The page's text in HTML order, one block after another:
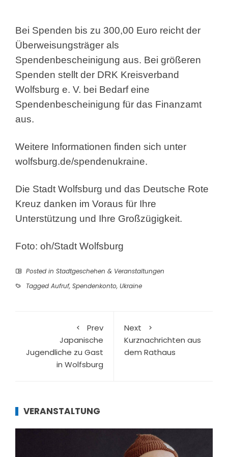
Bei Spenden bis zu 300,00 Euro reicht der
Überweisungsträger als
Spendenbescheinigung aus. Bei größeren
Spenden stellt der DRK Kreisverband
Wolfsburg e. V. bei Bedarf eine
Spendenbescheinigung für das Finanzamt
aus.
Weitere Informationen finden sich unter
wolfsburg.de/spendenukraine.
Die Stadt Wolfsburg und das Deutsche Rote
Kreuz danken im Voraus für Ihre
Unterstützung und Ihre Großzügigkeit.
Foto: oh/Stadt Wolfsburg
Posted in Stadtgeschehen & Veranstaltungen
Tagged Aufruf, Spendenkonto, Ukraine
Prev
Japanische
Jugendliche zu Gast
in Wolfsburg
Next
Kurznachrichten aus
dem Rathaus
VERANSTALTUNG